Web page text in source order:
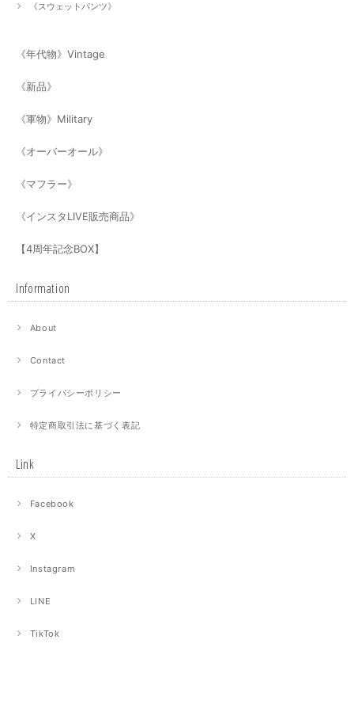
《スウェットパンツ》
《年代物》Vintage
《新品》
《軍物》Military
《オーバーオール》
《マフラー》
《インスタLIVE販売商品》
【4周年記念BOX】
Information
About
Contact
プライバシーポリシー
特定商取引法に基づく表記
Link
Facebook
X
Instagram
LINE
TikTok